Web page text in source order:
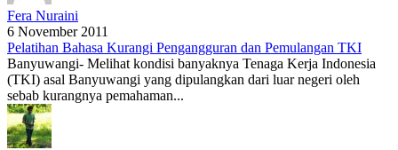
Fera Nuraini
6 November 2011
Pelatihan Bahasa Kurangi Pengangguran dan Pemulangan TKI
Banyuwangi- Melihat kondisi banyaknya Tenaga Kerja Indonesia
(TKI) asal Banyuwangi yang dipulangkan dari luar negeri oleh
sebab kurangnya pemahaman...